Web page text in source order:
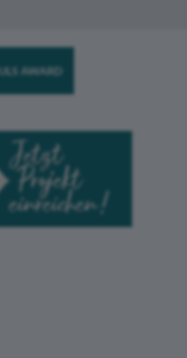
AWARD